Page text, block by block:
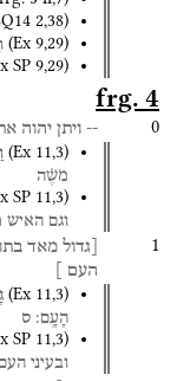
2,38)
(Ex 9,29)
SP 9,29)
frg. 4
0
-- ויתן יהוה
(Ex 11,3)
מֹשֶׁ֗ה
SP 11,3)
וגם האיש
1 [גדול מאד
העם
(Ex 11,3)
הָעָֽם׃ ס
SP 11,3)
ובעיני